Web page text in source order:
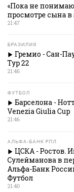
«Пока не понимаю
просмотре сына в
21:47
БРАЗИЛИЯ
Гремио - Сан-
Тур 22
21:46
ФУТБОЛ
Барселона -
Venezia Giulia Cup
21:46
АЛЬФА-БАНК РПЛ
ЦСКА - Ростов.
Сулейманова в
Альфа-Банк
Футбол
21:40